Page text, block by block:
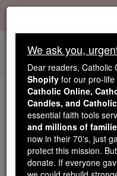
Skip
content
We ask you, urgently:
We ask you,
Dear readers, Catholic
Shopify for our pro-
Catholic Online,
Candles, and
essential faith tools
and millions of
now in their 70's, just
protect this mission.
donate. If everyone